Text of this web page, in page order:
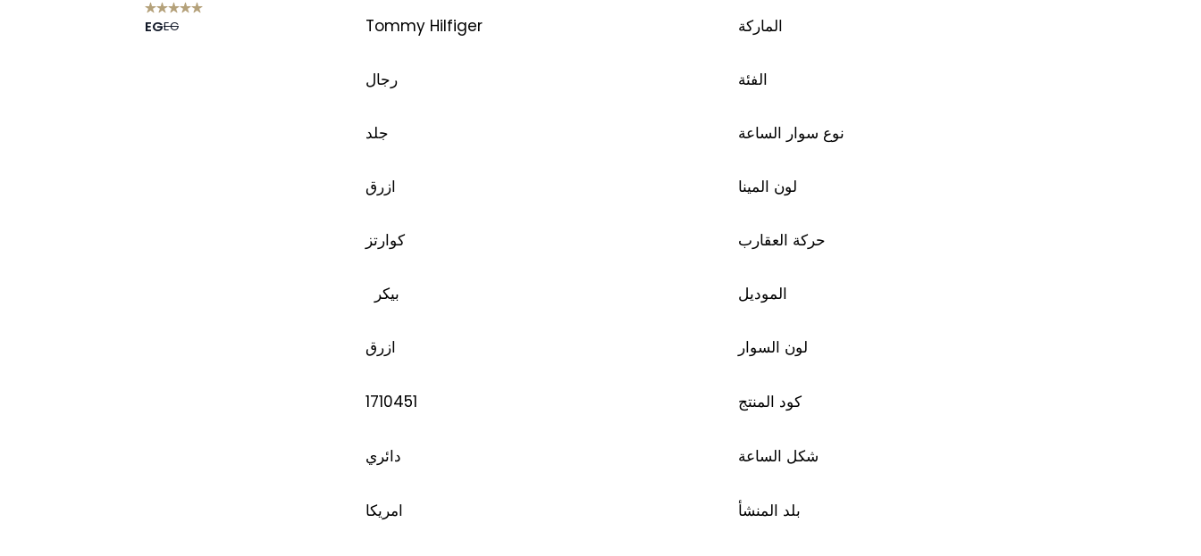
EGEG Tommy Hilfiger الماركة
رجال الفئة
جلد نوع سوار الساعة
ازرق لون المينا
كوارتز حركة العقارب
بيكر الموديل
ازرق لون السوار
1710451 كود المنتج
دائري شكل الساعة
امريكا بلد المنشأ